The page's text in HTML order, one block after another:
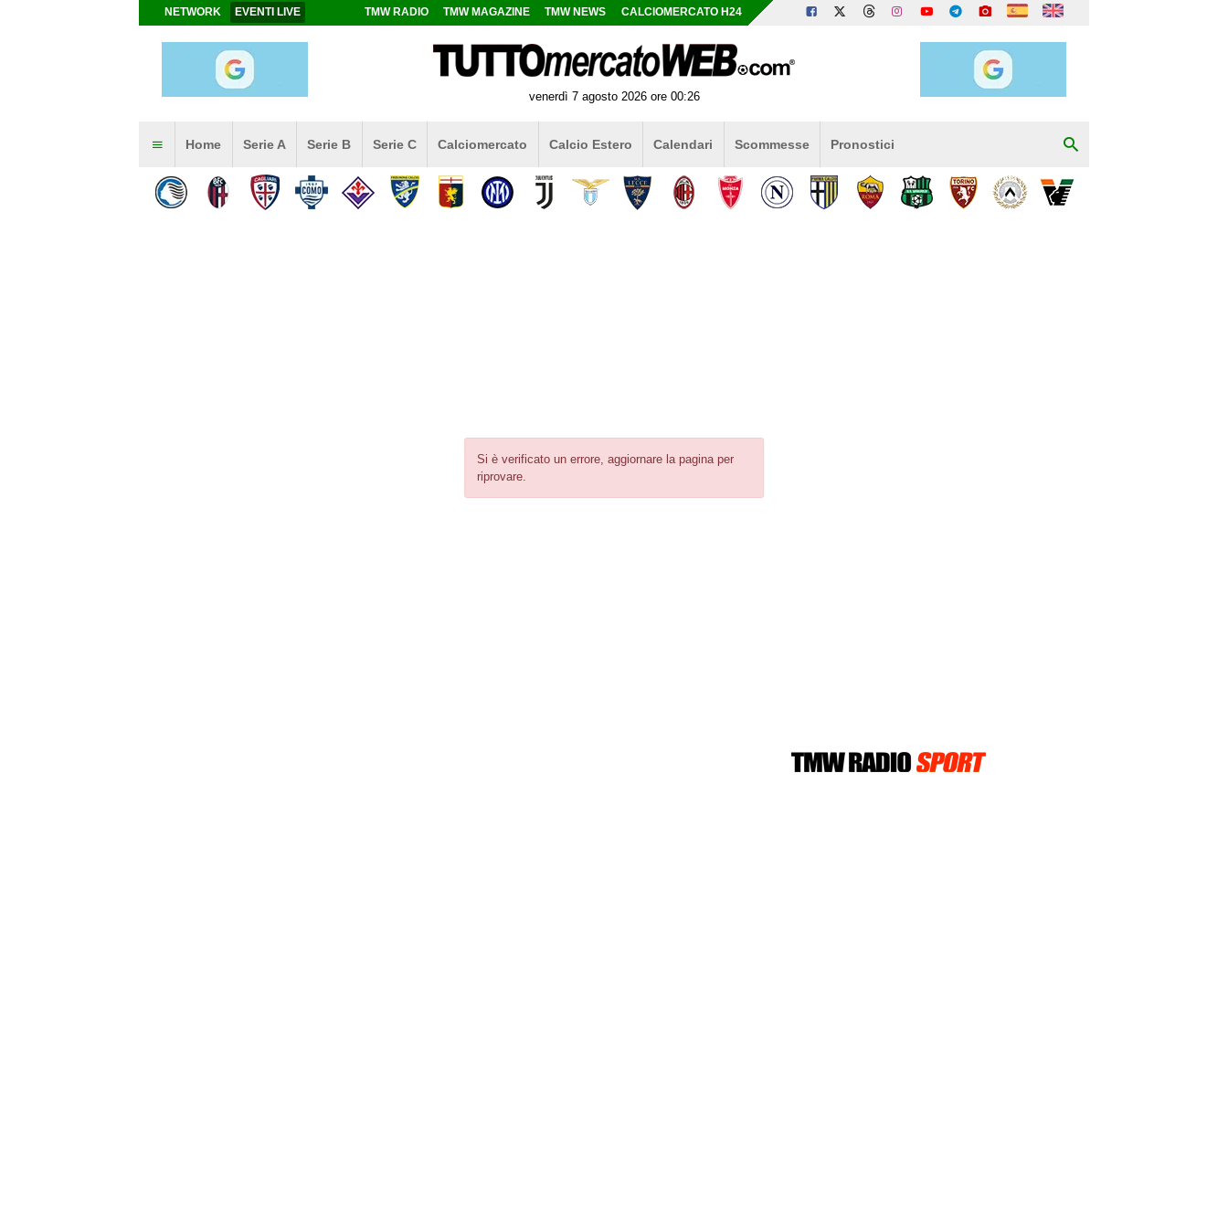
Si è verificato un errore, aggiornare la pagina per
riprovare.
NETWORK EVENTI LIVE TMW RADIO TMW MAGAZINE TMW NEWS CALCIOMERCATO H24
venerdì 7 agosto 2026 ore 00:26
Home Serie A Serie B Serie C Calciomercato Calcio Estero Calendari Scommesse Pronostici